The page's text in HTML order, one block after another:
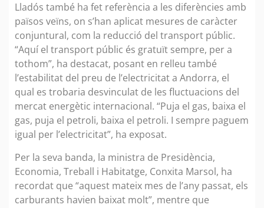
Lladós també ha fet referència a les diferències amb
països veïns, on s’han aplicat mesures de caràcter
conjuntural, com la reducció del transport públic.
“Aquí el transport públic és gratuït sempre, per a
tothom”, ha destacat, posant en relleu també
l’estabilitat del preu de l’electricitat a Andorra, el
qual es trobaria desvinculat de les fluctuacions del
mercat energètic internacional. “Puja el gas, baixa el
gas, puja el petroli, baixa el petroli. I sempre paguem
igual per l’electricitat”, ha exposat.
Per la seva banda, la ministra de Presidència,
Economia, Treball i Habitatge, Conxita Marsol, ha
recordat que “aquest mateix mes de l’any passat, els
carburants havien baixat molt”, mentre que